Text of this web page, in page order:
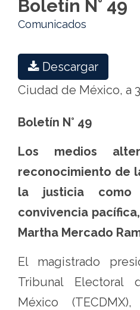
Boletín N° 49
Comunicados
Descargar
Ciudad de México, a
Boletín N° 49
Los medios
reconocimiento de
la justicia
convivencia
Martha Mercado
El magistrado
Tribunal
México